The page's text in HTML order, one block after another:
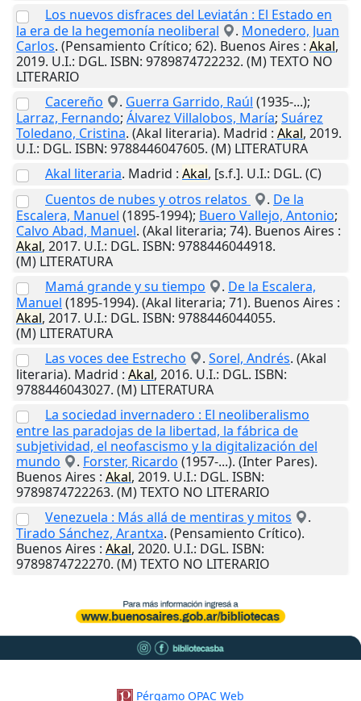
Los nuevos disfraces del Leviatán : El Estado en
la era de la hegemonía neoliberal
. Monedero, Juan
Carlos. (Pensamiento Crítico; 62). Buenos Aires : Akal,
2019. U.I.: DGL. ISBN: 9789874722232. (M) TEXTO NO
LITERARIO
Cacereño
. Guerra Garrido, Raúl (1935-...);
Larraz, Fernando; Álvarez Villalobos, María; Suárez
Toledano, Cristina. (Akal literaria). Madrid : Akal, 2019.
U.I.: DGL. ISBN: 9788446047605. (M) LITERATURA
Akal literaria. Madrid : Akal, [s.f.]. U.I.: DGL. (C)
Cuentos de nubes y otros relatos
. De la
Escalera, Manuel (1895-1994); Buero Vallejo, Antonio;
Calvo Abad, Manuel. (Akal literaria; 74). Buenos Aires :
Akal, 2017. U.I.: DGL. ISBN: 9788446044918.
(M) LITERATURA
Mamá grande y su tiempo
. De la Escalera,
Manuel (1895-1994). (Akal literaria; 71). Buenos Aires :
Akal, 2017. U.I.: DGL. ISBN: 9788446044055.
(M) LITERATURA
Las voces dee Estrecho
. Sorel, Andrés. (Akal
literaria). Madrid : Akal, 2016. U.I.: DGL. ISBN:
9788446043027. (M) LITERATURA
La sociedad invernadero : El neoliberalismo
entre las paradojas de la libertad, la fábrica de
subjetividad, el neofascismo y la digitalización del
mundo
. Forster, Ricardo (1957-...). (Inter Pares).
Buenos Aires : Akal, 2019. U.I.: DGL. ISBN:
9789874722263. (M) TEXTO NO LITERARIO
Venezuela : Más allá de mentiras y mitos
.
Tirado Sánchez, Arantxa. (Pensamiento Crítico).
Buenos Aires : Akal, 2020. U.I.: DGL. ISBN:
9789874722270. (M) TEXTO NO LITERARIO
Pérgamo OPAC Web